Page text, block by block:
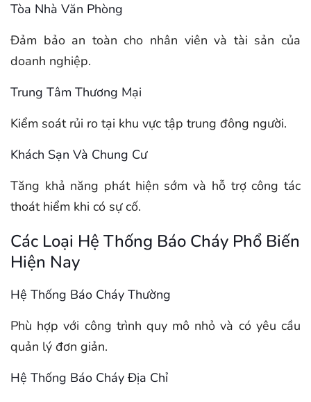
Tòa Nhà Văn Phòng
Đảm bảo an toàn cho nhân viên và tài sản của
doanh nghiệp.
Trung Tâm Thương Mại
Kiểm soát rủi ro tại khu vực tập trung đông người.
Khách Sạn Và Chung Cư
Tăng khả năng phát hiện sớm và hỗ trợ công tác
thoát hiểm khi có sự cố.
Các Loại Hệ Thống Báo Cháy Phổ Biến
Hiện Nay
Hệ Thống Báo Cháy Thường
Phù hợp với công trình quy mô nhỏ và có yêu cầu
quản lý đơn giản.
Hệ Thống Báo Cháy Địa Chỉ